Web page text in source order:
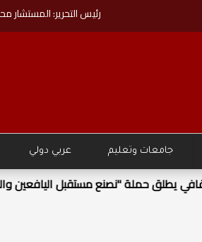
رئيس التحرير: المستشار محمد
جامعات وتعليم عربي دولي
اليافعين والشباب"